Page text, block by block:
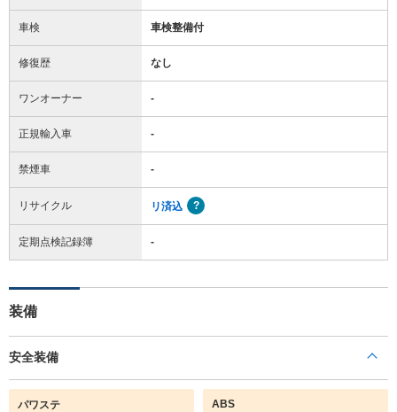
車検 車検整備付
修復歴 なし
ワンオーナー -
正規輸入車 -
禁煙車 -
リサイクル リ済込
定期点検記録簿 -
装備
安全装備
パワステ ABS